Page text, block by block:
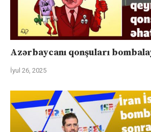
Azərbaycanı qonşuları
İyul 26, 2025